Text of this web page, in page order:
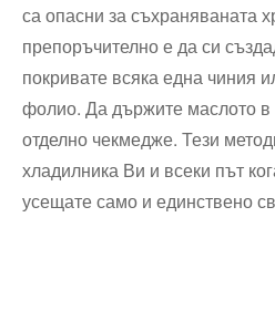
са опасни за съхраняваната
препоръчително е да си
покривате всяка една чиния
фолио. Да държите маслото в
отделно чекмедже. Тези
хладилника Ви и всеки път
усещате само и единствено